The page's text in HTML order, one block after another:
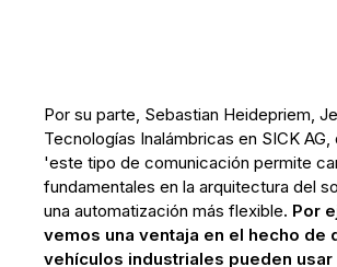
Por su parte, Sebastian Heidepriem,
Tecnologías Inalámbricas en SICK
'este tipo de comunicación permite
fundamentales en la arquitectura del
una automatización más flexible. Por
vemos una ventaja en el hecho de
vehículos industriales pueden usar